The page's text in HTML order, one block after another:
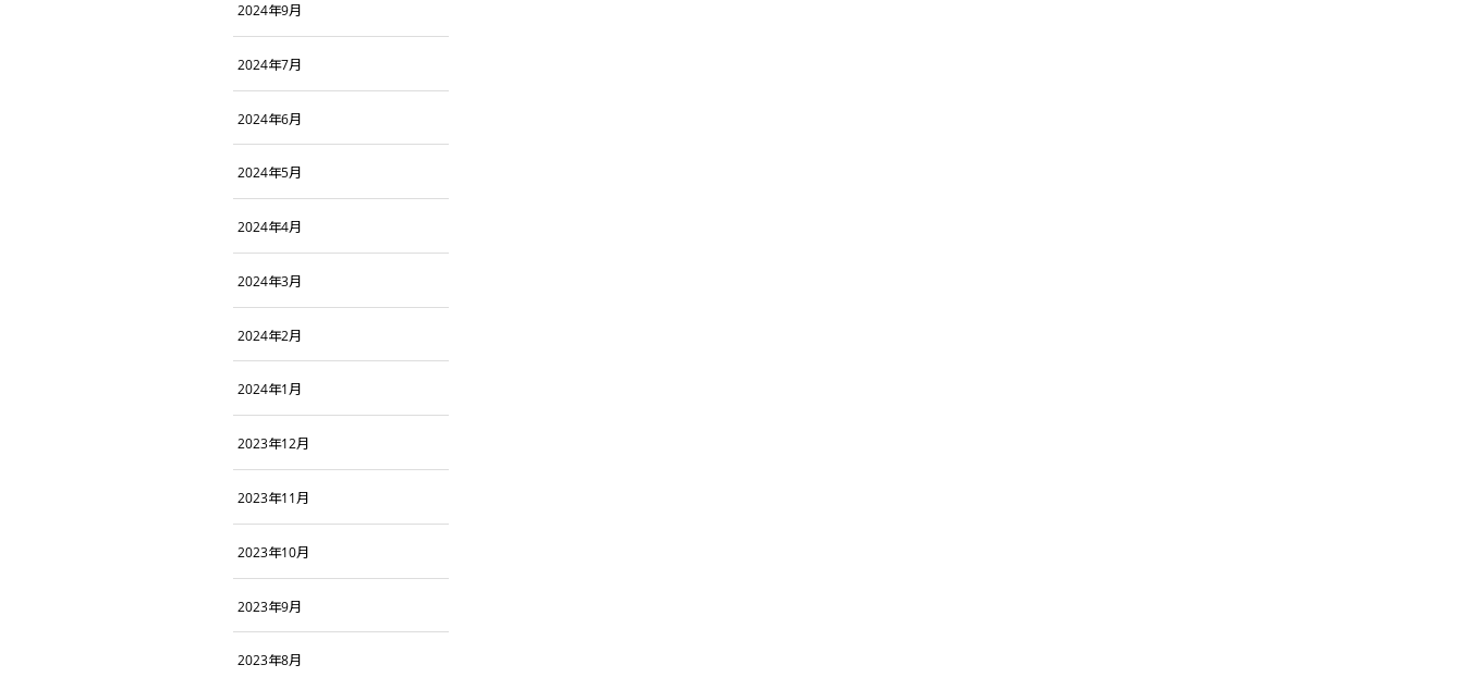
2024年9月
2024年7月
2024年6月
2024年5月
2024年4月
2024年3月
2024年2月
2024年1月
2023年12月
2023年11月
2023年10月
2023年9月
2023年8月